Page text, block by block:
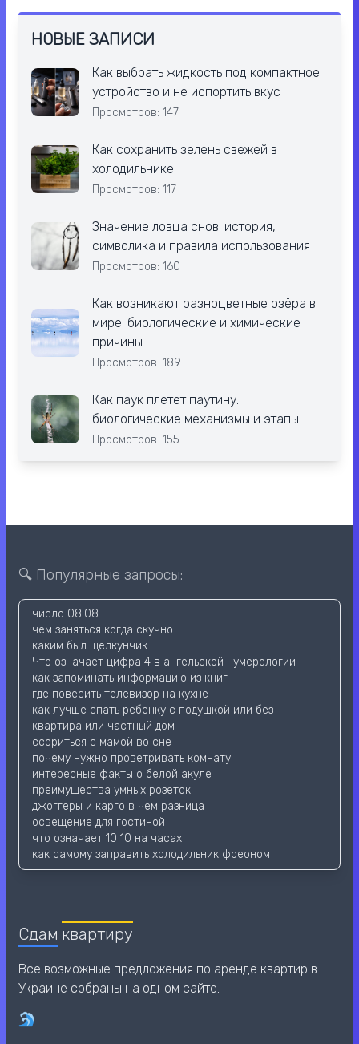
НОВЫЕ ЗАПИСИ
Как выбрать жидкость под компактное
устройство и не испортить вкус
Просмотров: 147
Как сохранить зелень свежей в
холодильнике
Просмотров: 117
Значение ловца снов: история,
символика и правила использования
Просмотров: 160
Как возникают разноцветные озёра в
мире: биологические и химические
причины
Просмотров: 189
Как паук плетёт паутину:
биологические механизмы и этапы
Просмотров: 155
🔍 Популярные запросы:
число 08:08
чем заняться когда скучно
каким был щелкунчик
Что означает цифра 4 в ангельской нумерологии
как запоминать информацию из книг
где повесить телевизор на кухне
как лучше спать ребенку с подушкой или без
квартира или частный дом
ссориться с мамой во сне
почему нужно проветривать комнату
интересные факты о белой акуле
преимущества умных розеток
джоггеры и карго в чем разница
освещение для гостиной
что означает 10 10 на часах
как самому заправить холодильник фреоном
Сдам квартиру
Все возможные предложения по аренде квартир в
Украине собраны на одном сайте.